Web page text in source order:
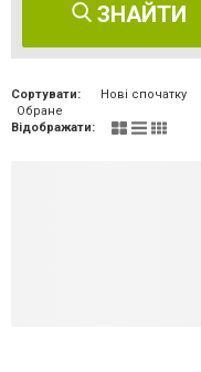
ЗНАЙТИ
Сортувати: Нові спочатку
Обране
Відображати: